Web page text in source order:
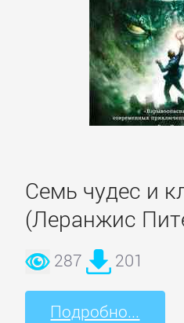
Семь чудес и
(Леранжис
287 201
Подробно...
Кинематограф,
КЛАССИКА
Древневосточная
литература
Зарубежная